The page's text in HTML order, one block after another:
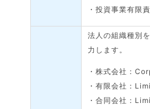
・投資事業有限
法人の組織種別
力します。
・株式会社：
・有限会社：
・合同会社：